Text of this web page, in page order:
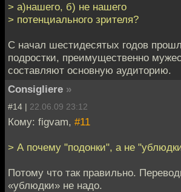
> а)нашего, б) не нашего
> потенциального зрителя?
С начал шестидесятых годов
подростки, преимущественно
составляют основную аудиторию.
Consigliere »
#14 | 22.06.09 23:12
Кому: figvam, #11
> А почему "подонки", а не
Потому что так правильно.
«ублюдки» не надо.